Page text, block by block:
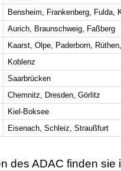
Bensheim, Frankenberg, Fulda,
Aurich, Braunschweig, Faßberg
Kaarst, Olpe, Paderborn,
Koblenz
Saarbrücken
Chemnitz, Dresden, Görlitz
Kiel-Boksee
Eisenach, Schleiz, Straußfurt
des ADAC finden sie